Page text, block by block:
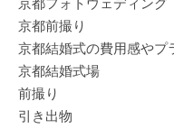
京都前撮り
京都結婚式の費用感やプ
京都結婚式場
前撮り
引き出物